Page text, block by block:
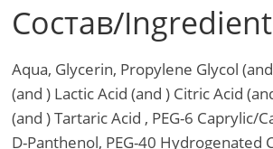
Состав/
Aqua, Glycerin, Propylene Glycol
(and ) Lactic Acid (and ) Citric Acid
(and ) Tartaric Acid , PEG-6 Caprylic/
D-Panthenol, PEG-40 Hydrogenated